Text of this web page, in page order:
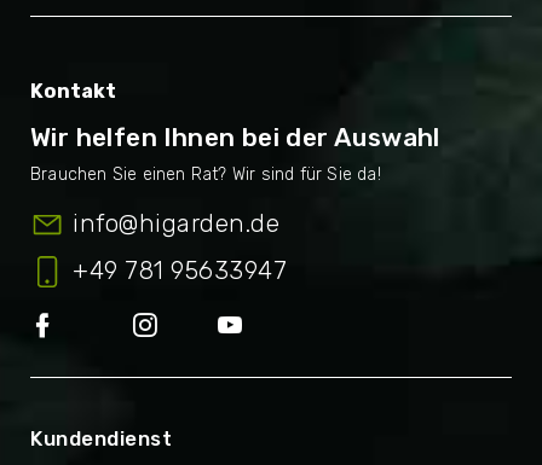
Kontakt
Wir helfen Ihnen bei der Auswahl
info@higarden.de
+49 781 95633947
Kundendienst